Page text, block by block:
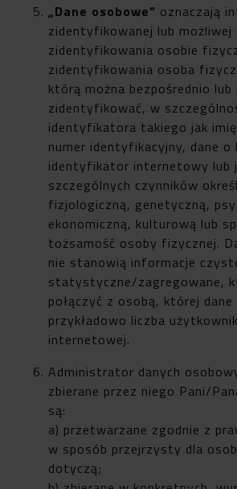
„Dane osobowe” oznaczają
zidentyfikowanej lub możliwej
zidentyfikowania osobie
zidentyfikowania osoba
którą można bezpośrednio lub
zidentyfikować, w
identyfikatora takiego jak
numer identyfikacyjny, dane o
identyfikator internetowy lub
szczególnych czynników
fizjologiczną, genetyczną,
ekonomiczną, kulturową lub
tożsamość osoby fizycznej.
nie stanowią informacje
statystyczne/zagregowane,
połączyć z osobą, której
przykładowo liczba
internetowej.
Administrator danych
zbierane przez niego Pani/
są:
a) przetwarzane zgodnie z
w sposób przejrzysty dla
dotyczą;